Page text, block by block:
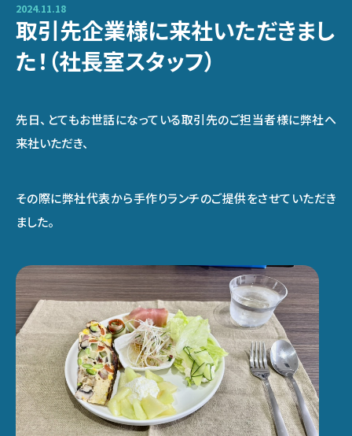
2024.11.18
取引先企業様に来社いただきまし
た！（社長室スタッフ）
先日、とてもお世話になっている取引先のご担当者様に弊社へ
来社いただき、
その際に弊社代表から手作りランチのご提供をさせていただき
ました。